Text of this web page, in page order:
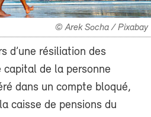
© Arek Socha / Pixabay
d’une résiliation des
capital de la personne
dans un compte bloqué,
caisse de pensions du